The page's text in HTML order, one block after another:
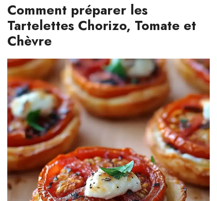
Comment préparer les
Tartelettes Chorizo, Tomate et
Chèvre